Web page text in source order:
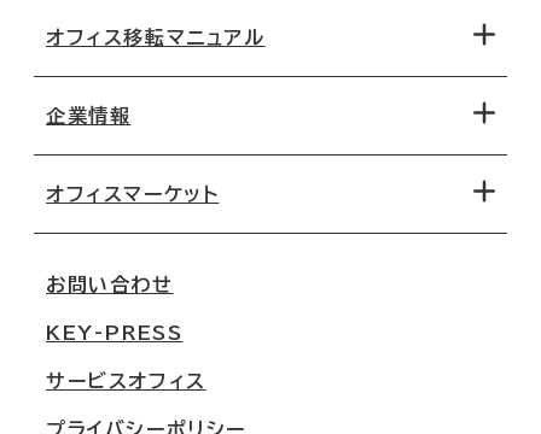
地図から探す
路線・駅から探す
オフィス移転マニュアル
移転コストシミュレーション
移転スケジュール
オフィス移転Q&A
企業情報
オフィスマーケット
大阪
名古屋
お問い合わせ
KEY-PRESS
サービスオフィス
プライバシーポリシー